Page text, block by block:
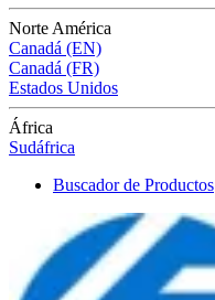
Norte América
Canadá (EN)
Canadá (FR)
Estados Unidos
África
Sudáfrica
Buscador de Productos